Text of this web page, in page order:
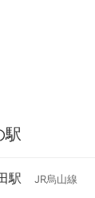
駅
駅 JR烏山線